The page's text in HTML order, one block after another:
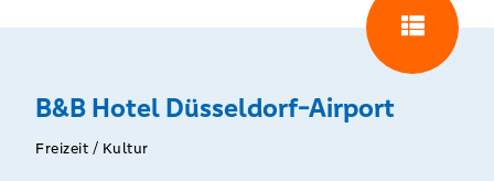
B&B Hotel Düsseldorf-Airport
Freizeit / Kultur